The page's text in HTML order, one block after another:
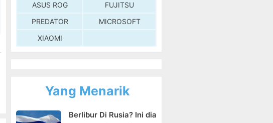
ASUS ROG
FUJITSU
PREDATOR
MICROSOFT
XIAOMI
Yang Menarik
Berlibur Di Rusia? Ini dia